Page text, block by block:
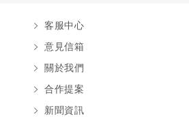
客服中心
意見信箱
關於我們
合作提案
新聞資訊